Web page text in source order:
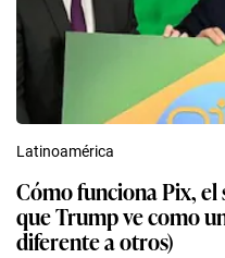
Latinoamérica
Cómo funciona Pix,
que Trump ve como
diferente a otros)